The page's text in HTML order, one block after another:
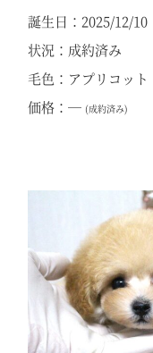
誕生日：2025/12/10
状況：成約済み
毛色：アプリコット
価格：― (成約済み)